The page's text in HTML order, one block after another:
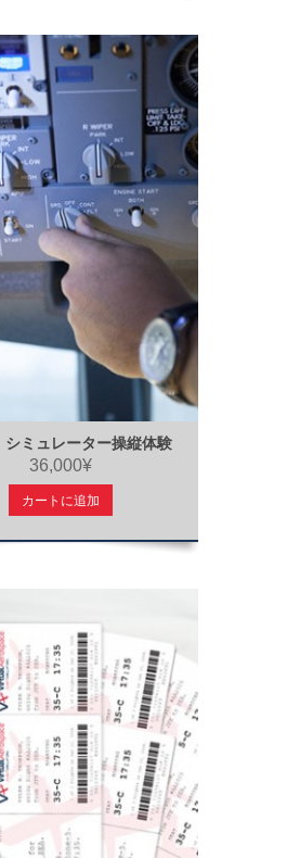
ミュレーター操縦体験
36,000¥
カートに追加